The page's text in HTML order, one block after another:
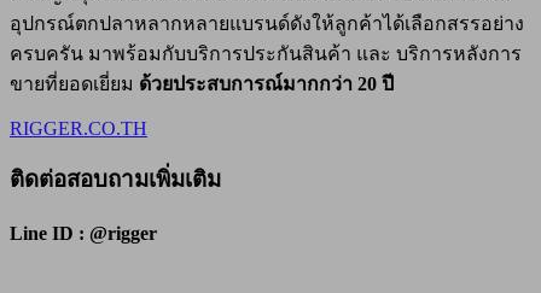
อุปกรณ์ตกปลาหลากหลายแบรนด์ดังให้ลูกค้าได้เลือกสรรอย่าง
ครบครัน มาพร้อมกับบริการประกันสินค้า และ บริการหลังการ
ขายที่ยอดเยี่ยม ด้วยประสบการณ์มากกว่า 20 ปี
RIGGER.CO.TH
ติดต่อสอบถามเพิ่มเติม
Line ID : @rigger